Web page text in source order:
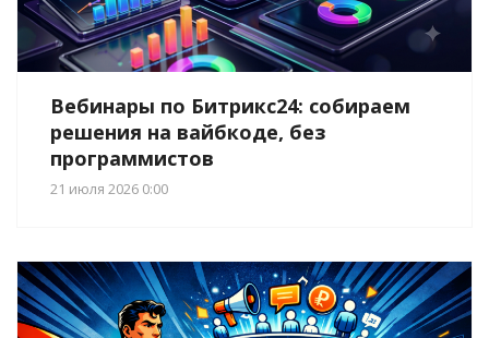
Вебинары по Битрикс24: собираем
решения на вайбкоде, без
программистов
21 июля 2026 0:00